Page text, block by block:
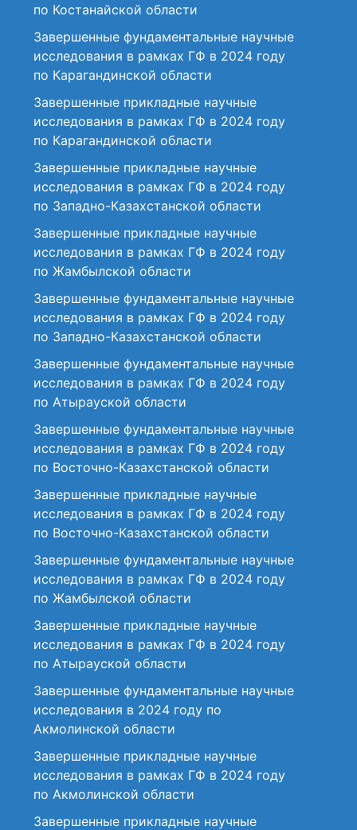
по Костанайской области
Завершенные фундаментальные научные
исследования в рамках ГФ в 2024 году
по Карагандинской области
Завершенные прикладные научные
исследования в рамках ГФ в 2024 году
по Карагандинской области
Завершенные прикладные научные
исследования в рамках ГФ в 2024 году
по Западно-Казахстанской области
Завершенные прикладные научные
исследования в рамках ГФ в 2024 году
по Жамбылской области
Завершенные фундаментальные научные
исследования в рамках ГФ в 2024 году
по Западно-Казахстанской области
Завершенные фундаментальные научные
исследования в рамках ГФ в 2024 году
по Атырауской области
Завершенные фундаментальные научные
исследования в рамках ГФ в 2024 году
по Восточно-Казахстанской области
Завершенные прикладные научные
исследования в рамках ГФ в 2024 году
по Восточно-Казахстанской области
Завершенные фундаментальные научные
исследования в рамках ГФ в 2024 году
по Жамбылской области
Завершенные прикладные научные
исследования в рамках ГФ в 2024 году
по Атырауской области
Завершенные фундаментальные научные
исследования в 2024 году по
Акмолинской области
Завершенные прикладные научные
исследования в рамках ГФ в 2024 году
по Акмолинской области
Завершенные прикладные научные